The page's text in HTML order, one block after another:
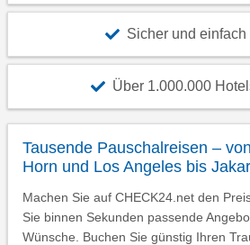
Sicher und einfach
Über 1.000.000
Tausende Pauschalreisen –
Horn und Los Angeles bis
Machen Sie auf CHECK24.net den
Sie binnen Sekunden passende
Wünsche. Buchen Sie günstig Ihren